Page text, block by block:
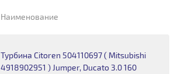
Наименование
Турбина Citoren 504110697 ( Mitsubishi
4918902951 ) Jumper, Ducato 3.0 160